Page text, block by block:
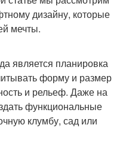
дизайну, которые
мечты.
является планировка
форму и размер
и рельеф. Даже на
функциональные
клумбу, сад или